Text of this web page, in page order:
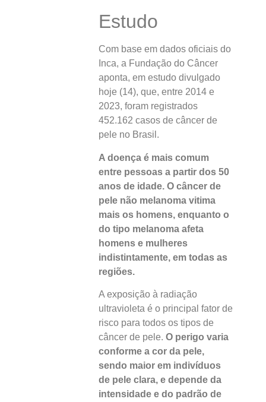
Estudo
Com base em dados oficiais do
Inca, a Fundação do Câncer
aponta, em estudo divulgado
hoje (14), que, entre 2014 e
2023, foram registrados
452.162 casos de câncer de
pele no Brasil.
A doença é mais comum
entre pessoas a partir dos 50
anos de idade. O câncer de
pele não melanoma vitima
mais os homens, enquanto o
do tipo melanoma afeta
homens e mulheres
indistintamente, em todas as
regiões.
A exposição à radiação
ultravioleta é o principal fator de
risco para todos os tipos de
câncer de pele. O perigo varia
conforme a cor da pele,
sendo maior em indivíduos
de pele clara, e depende da
intensidade e do padrão de